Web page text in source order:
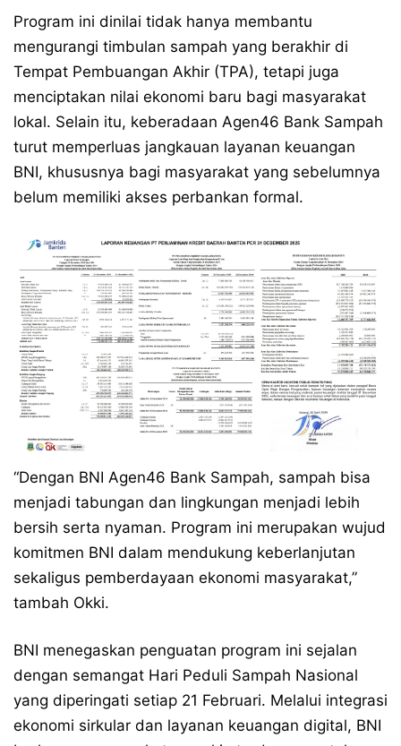
Program ini dinilai tidak hanya membantu
mengurangi timbulan sampah yang berakhir di
Tempat Pembuangan Akhir (TPA), tetapi juga
menciptakan nilai ekonomi baru bagi masyarakat
lokal. Selain itu, keberadaan Agen46 Bank Sampah
turut memperluas jangkauan layanan keuangan
BNI, khususnya bagi masyarakat yang sebelumnya
belum memiliki akses perbankan formal.
“Dengan BNI Agen46 Bank Sampah, sampah bisa
menjadi tabungan dan lingkungan menjadi lebih
bersih serta nyaman. Program ini merupakan wujud
komitmen BNI dalam mendukung keberlanjutan
sekaligus pemberdayaan ekonomi masyarakat,”
tambah Okki.
BNI menegaskan penguatan program ini sejalan
dengan semangat Hari Peduli Sampah Nasional
yang diperingati setiap 21 Februari. Melalui integrasi
ekonomi sirkular dan layanan keuangan digital, BNI